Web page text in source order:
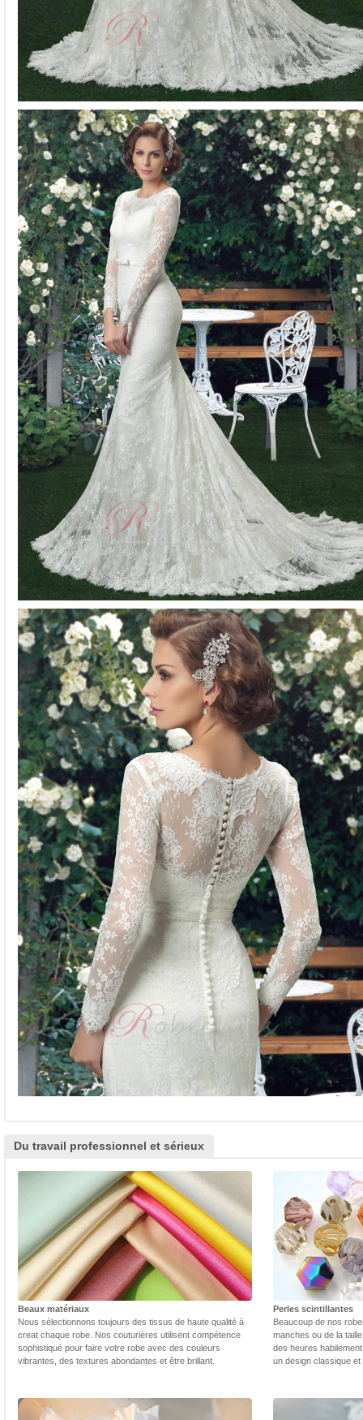
Du travail professionnel et sérieux
Beaux matériaux
Nous sélectionnons toujours des tissus de haute qualité à
creat chaque robe. Nos couturières utilisent compétence
sophistiqué pour faire votre robe avec des couleurs
vibrantes, des textures abondantes et être brillant.
Perles scintillantes
Beaucoup de nos
manches ou de la
des heures
un design classique